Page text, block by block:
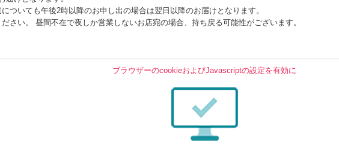
ついても午後2時以降のお申し出の場合は翌日以降のお届けとなります。
さい。 昼間不在で夜しか営業しないお店宛の場合、持ち戻る可能性がございます。
ブラウザーのcookieおよびJavascriptの設定を有効に